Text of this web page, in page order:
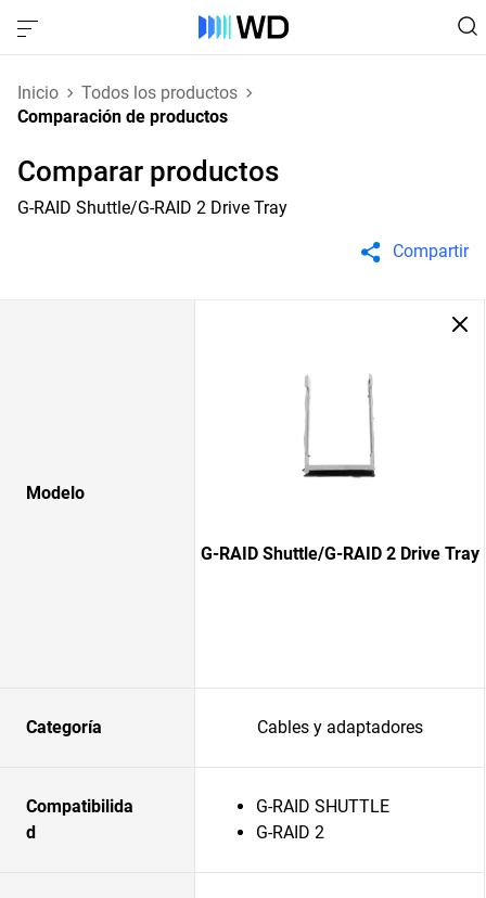
Inicio
Todos los productos
Comparación de productos
Comparar productos
G-RAID Shuttle/G-RAID 2 Drive Tray
Compartir
Modelo
G-RAID Shuttle/G-RAID 2 Drive Tray
Categoría Cables y adaptadores
Compatibilida
d
G-RAID SHUTTLE
G-RAID 2